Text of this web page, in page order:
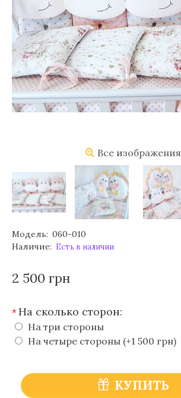
Все изображения
Модель: 060-010
Наличие: Есть в наличии
2 500 грн
*На сколько сторон:
На три стороны
На четыре стороны (+1 500 грн)
КУПИТЬ